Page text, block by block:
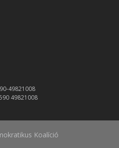
49821008
49821008
Koalíció